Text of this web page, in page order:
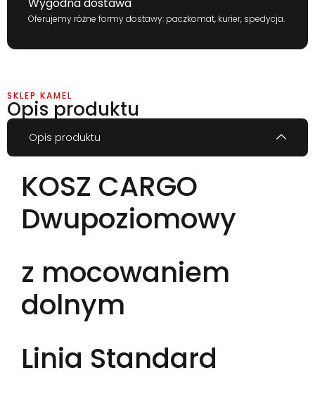
Wygodna dostawa
Oferujemy różne formy dostawy: paczkomat, kurier, spedycja.
SKLEP KAMEL
Opis produktu
Opis produktu
KOSZ CARGO
Dwupoziomowy
z mocowaniem
dolnym
Linia Standard